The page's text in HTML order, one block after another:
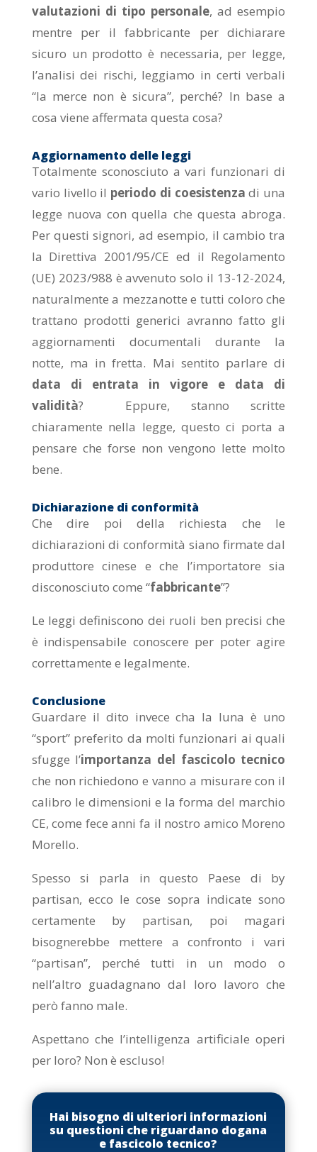
valutazioni di tipo personale, ad esempio
mentre per il fabbricante per dichiarare
sicuro un prodotto è necessaria, per legge,
l’analisi dei rischi, leggiamo in certi verbali
“la merce non è sicura”, perché? In base a
cosa viene affermata questa cosa?
Aggiornamento delle leggi
Totalmente sconosciuto a vari funzionari di
vario livello il periodo di coesistenza di una
legge nuova con quella che questa abroga.
Per questi signori, ad esempio, il cambio tra
la Direttiva 2001/95/CE ed il Regolamento
(UE) 2023/988 è avvenuto solo il 13-12-2024,
naturalmente a mezzanotte e tutti coloro che
trattano prodotti generici avranno fatto gli
aggiornamenti documentali durante la
notte, ma in fretta. Mai sentito parlare di
data di entrata in vigore e data di
validità? Eppure, stanno scritte
chiaramente nella legge, questo ci porta a
pensare che forse non vengono lette molto
bene.
Dichiarazione di conformità
Che dire poi della richiesta che le
dichiarazioni di conformità siano firmate dal
produttore cinese e che l’importatore sia
disconosciuto come “fabbricante”?
Le leggi definiscono dei ruoli ben precisi che
è indispensabile conoscere per poter agire
correttamente e legalmente.
Conclusione
Guardare il dito invece cha la luna è uno
“sport” preferito da molti funzionari ai quali
sfugge l’importanza del fascicolo tecnico
che non richiedono e vanno a misurare con il
calibro le dimensioni e la forma del marchio
CE, come fece anni fa il nostro amico Moreno
Morello.
Spesso si parla in questo Paese di by
partisan, ecco le cose sopra indicate sono
certamente by partisan, poi magari
bisognerebbe mettere a confronto i vari
“partisan”, perché tutti in un modo o
nell’altro guadagnano dal loro lavoro che
però fanno male.
Aspettano che l’intelligenza artificiale operi
per loro? Non è escluso!
Hai bisogno di ulteriori informazioni
su questioni che riguardano dogana
e fascicolo tecnico?